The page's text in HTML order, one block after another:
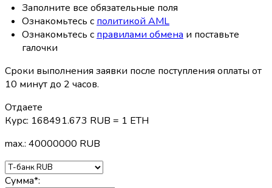
Заполните все обязательные поля
Ознакомьтесь с политикой AML
Ознакомьтесь с правилами обмена и поставьте
галочки
Сроки выполнения заявки после поступления оплаты от
10 минут до 2 часов.
Отдаете
Курс: 168491.673 RUB = 1 ETH
max.: 40000000 RUB
Сумма*: